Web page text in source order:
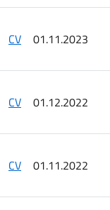
CV 01.11.2023
CV 01.12.2022
CV 01.11.2022